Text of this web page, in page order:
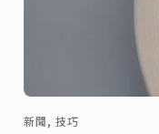
新聞, 技巧